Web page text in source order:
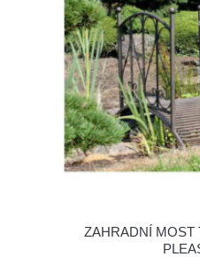
ZAHRADNÍ MOST